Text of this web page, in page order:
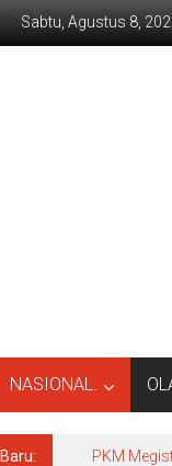
Sabtu, Agustus 8,
NASIONAL.
PKM